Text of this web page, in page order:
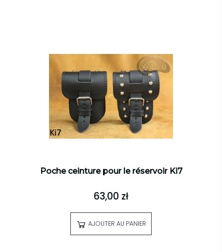
Poche ceinture pour le réservoir Ki7
63,00 zł
AJOUTER AU PANIER